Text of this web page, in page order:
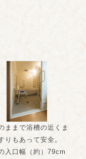
ままで浴槽の近くま
りもあって安全。
入口幅（約）79cm